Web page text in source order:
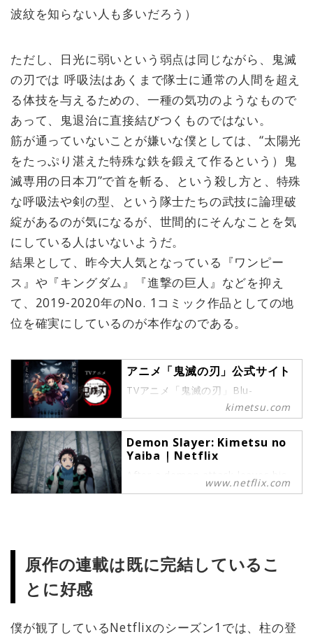
波紋を知らない人も多いだろう）
ただし、日光に弱いという弱点は同じながら、鬼滅
の刃では 呼吸法はあくまで隊士に通常の人間を超え
る体技を与えるための、一種の気功のようなもので
あって、鬼退治に直接結びつくものではない。
筋が通っていないことが嫌いな僕としては、“太陽光
をたっぷり湛えた特殊な鉄を鍛えて作るという）鬼
滅専用の日本刀”で首を斬る、という殺し方と、特殊
な呼吸法や剣の型、という隊士たちの武技に論理破
綻があるのが気になるが、世間的にそんなことを気
にしている人はいないようだ。
結果として、昨今大人気となっている『ワンピー
ス』や『キングダム』『進撃の巨人』などを抑え
て、2019-2020年のNo. 1コミック作品としての地
位を確実にしているのが本作なのである。
アニメ「鬼滅の刃」公式サイト
TVアニメ「鬼滅の刃」Blu-
ray&DVDシリーズ発売中。劇場版
「鬼滅の刃」無限列車篇 2020年
10月16日(金)公開
kimetsu.com
Demon Slayer: Kimetsu no
Yaiba | Netflix
family slain and his sister cursed,
www.netflix.com
原作の連載は既に完結しているこ
とに好感
僕が観了しているNetflixのシーズン1では、柱の登